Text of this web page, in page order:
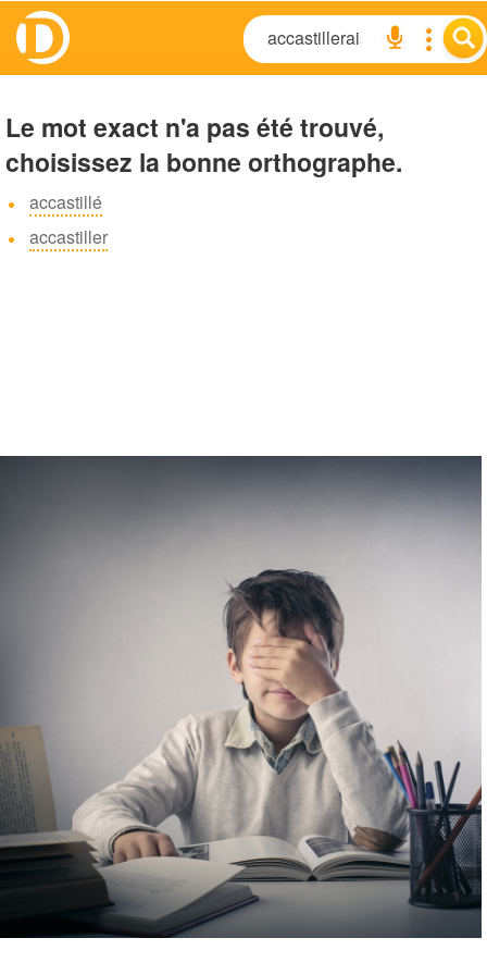
Le mot exact n'a pas été trouvé,
choisissez la bonne orthographe.
accastillé
accastiller